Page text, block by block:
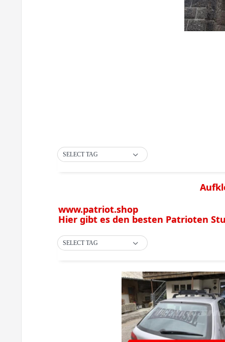
SELECT TAG
www.patriot.shop
Hier gibt es den besten Patrioten
SELECT TAG